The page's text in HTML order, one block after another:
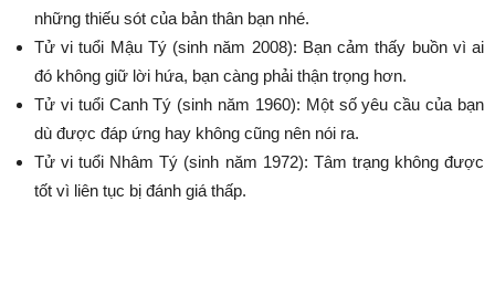
những thiếu sót của bản thân bạn nhé.
Tử vi tuổi Mậu Tý (sinh năm 2008): Bạn cảm thấy buồn vì ai
đó không giữ lời hứa, bạn càng phải thận trọng hơn.
Tử vi tuổi Canh Tý (sinh năm 1960): Một số yêu cầu của bạn
dù được đáp ứng hay không cũng nên nói ra.
Tử vi tuổi Nhâm Tý (sinh năm 1972): Tâm trạng không được
tốt vì liên tục bị đánh giá thấp.